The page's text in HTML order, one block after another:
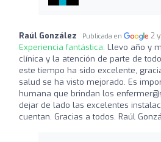
Raúl González Publicada en 2
Experiencia fantástica: Llevo año y
clínica y la atención de parte de
este tiempo ha sido excelente,
salud se ha visto mejorado. Es
humana que brindan los
dejar de lado las excelentes
cuentan. Gracias a todos. Raúl